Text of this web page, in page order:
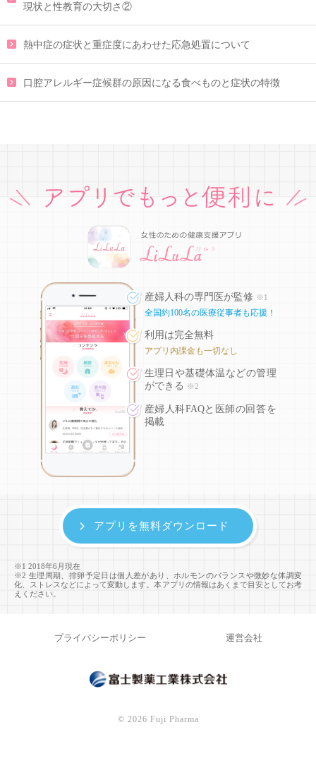
現状と性教育の大切さ②
熱中症の症状と重症度にあわせた応急処置について
口腔アレルギー症候群の原因になる食べものと症状の特徴
産婦人科の専門医が監修 ※1
全国約100名の医療従事者も応援！
利用は完全無料
アプリ内課金も一切なし
生理日や基礎体温などの管理
ができる
※2
産婦人科FAQと医師の回答を
掲載
※1 2018年6月現在
※2 生理周期、排卵予定日は個人差があり、ホルモンのバランスや微妙な体調変
化、ストレスなどによって変動します。本アプリの情報はあくまで目安としてお考
えください。
アプリを無料ダウンロード
プライバシーポリシー 運営会社
© 2026 Fuji Pharma